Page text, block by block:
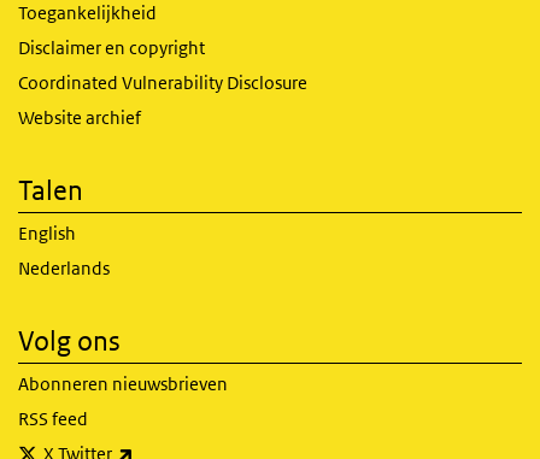
Toegankelijkheid
Disclaimer en copyright
Coordinated Vulnerability Disclosure
Website archief
Talen
English
Nederlands
Volg ons
Abonneren nieuwsbrieven
RSS feed
X Twitter